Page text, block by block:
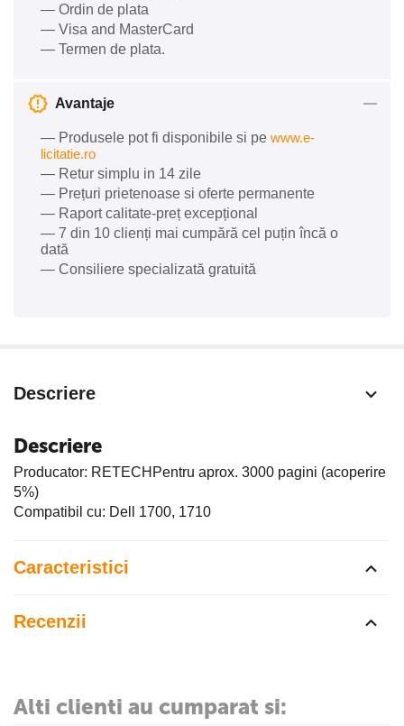
— Ordin de plata
— Visa and MasterCard
— Termen de plata.
Avantaje
— Produsele pot fi disponibile si pe www.e-
licitatie.ro
— Retur simplu in 14 zile
— Prețuri prietenoase si oferte permanente
— Raport calitate-preț excepțional
— 7 din 10 clienți mai cumpără cel puțin încă o
dată
— Consiliere specializată gratuită
Descriere
Descriere
Producator: RETECHPentru aprox. 3000 pagini (acoperire
5%)
Compatibil cu: Dell 1700, 1710
Caracteristici
Recenzii
Alti clienti au cumparat si: